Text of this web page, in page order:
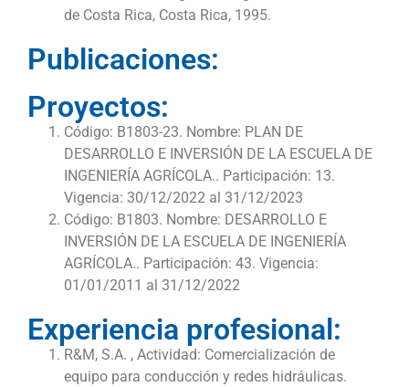
de Costa Rica, Costa Rica, 1995.
Publicaciones:
Proyectos:
Código: B1803-23. Nombre: PLAN DE
DESARROLLO E INVERSIÓN DE LA ESCUELA DE
INGENIERÍA AGRÍCOLA.. Participación: 13.
Vigencia: 30/12/2022 al 31/12/2023
Código: B1803. Nombre: DESARROLLO E
INVERSIÓN DE LA ESCUELA DE INGENIERÍA
AGRÍCOLA.. Participación: 43. Vigencia:
01/01/2011 al 31/12/2022
Experiencia profesional:
R&M, S.A. , Actividad: Comercialización de
equipo para conducción y redes hidráulicas.